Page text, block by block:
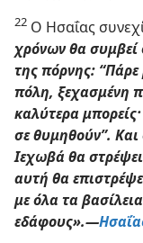
22 Ο Ησαΐας
χρόνων θα συμβεί
της πόρνης:
πόλη, ξεχασμένη
καλύτερα
σε θυμηθούν”.
Ιεχωβά θα
αυτή θα
με όλα τα
εδάφους».—